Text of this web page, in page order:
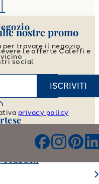
per trovare il negozio
locator
e il nostro servizio
nostre promo
le offerte Caleffi e
social
ISCRIVITI
privacy policy